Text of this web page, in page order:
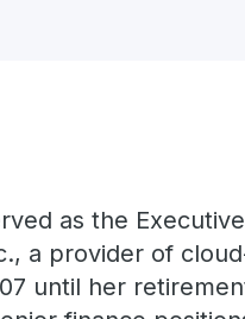
as the
a provider of
until her